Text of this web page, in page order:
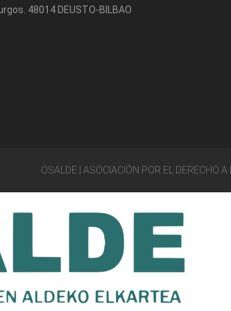
48014 DEUSTO-BILBAO
OSALDE | ASOCIACIÓN POR EL DERECHO